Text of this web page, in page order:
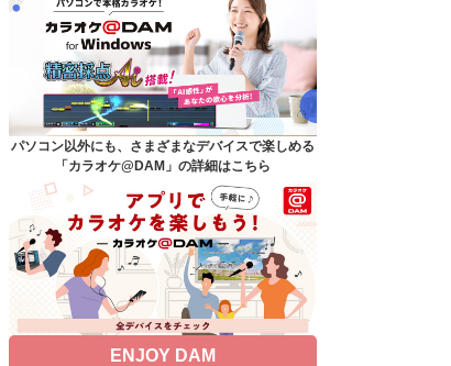
DAM★とも録音
カラオケ＠DAM
ユーザー検索
キャンペーン
よくあるご質問
DAMの新曲・ランキングなど
カラオケ最新情報をチェック！
パソコン以外にも、さまざまなデバイスで楽しめる
「カラオケ@DAM」の詳細はこちら
ENJOY DAM